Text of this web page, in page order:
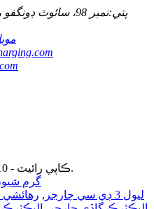
پتي:
نمبر 98، سائوٿ
© ڪاپي رائيٽ - 2010-2024: سڀ حق محفوظ آهن.
گرم
ليول 3 ڊي سي چارجر
, رهائشي سطح 2